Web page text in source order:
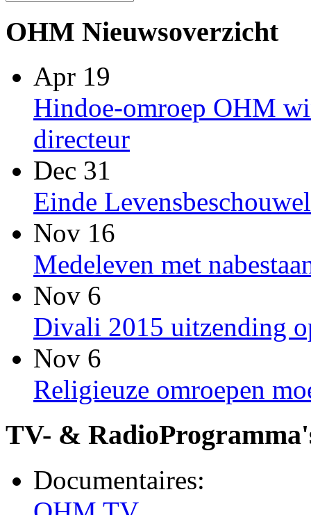
OHM Nieuwsoverzicht
Apr 19
Hindoe-omroep OHM
directeur
Dec 31
Einde
Nov 16
Medeleven met
Nov 6
Divali 2015 uitzending
Nov 6
Religieuze omroepen
TV- &
Documentaires: